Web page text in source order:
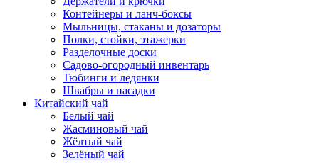
Контейнеры и ланч-боксы
Мыльницы, стаканы и дозаторы
Полки, стойки, этажерки
Разделочные доски
Садово-огородный инвентарь
Тюбинги и ледянки
Швабры и насадки
Китайский чай
Белый чай
Жасминовый чай
Жёлтый чай
Зелёный чай